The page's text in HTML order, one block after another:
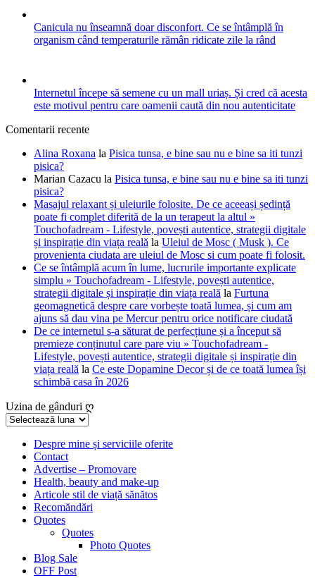
Canicula nu înseamnă doar disconfort. Ce se întâmplă în
organism când temperaturile rămân ridicate zile la rând
Internetul începe să semene cu un mall uriaș. Și cred că acesta
este motivul pentru care oamenii caută din nou autenticitate
Comentarii recente
Alina Roxana la Pisica tunsa, e bine sau nu e bine sa iti tunzi
pisica?
Marian Cazacu la Pisica tunsa, e bine sau nu e bine sa iti tunzi
pisica?
Masajul relaxant și uleiurile folosite. De ce aceeași ședință
poate fi complet diferită de la un terapeut la altul »
Touchofadream - Lifestyle, povești autentice, strategii digitale
și inspirație din viața reală la Uleiul de Mosc ( Musk ). Ce
provenienta ciudata are uleiul de Mosc si cum poate fi folosit.
Ce se întâmplă acum în lume, lucrurile importante explicate
simplu » Touchofadream - Lifestyle, povești autentice,
strategii digitale și inspirație din viața reală la Furtuna
geomagnetică despre care vorbește toată lumea, și cum am
ajuns să dau vina pe Mercur pentru orice notificare ciudată
De ce internetul s-a săturat de perfecțiune și a început să
premieze conținutul care pare viu » Touchofadream -
Lifestyle, povești autentice, strategii digitale și inspirație din
viața reală la Ce este Dopamine Decor și de ce toată lumea își
schimbă casa în 2026
Uzina de gânduri ღ
Uzina
gânduriDespre mine și serviciile oferite
Contact
Advertise – Promovare
Health, beauty and make-up
Articole stil de viață sănătos
Recomăndări
Quotes
Quotes
Photo Quotes
Blog Sale
OFF Post